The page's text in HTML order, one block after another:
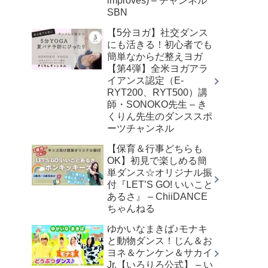
SBN
【5分ヨガ】社交ダンス
にも活きる！初心者でも
簡単なからだ整えヨガ
【第4弾】全米ヨガアラ
イアンス認定（E-
RYT200、RYT500）講
師・SONOKO先生 – き
くりん先生のダンススポ
ーツチャンネル
【保育＆行事どちらも
OK】初見で楽しめる簡
単ダンス☆オリジナル振
付『LET’S GO! いいこと
あるさ』 – ChiiDANCE
ちゃんねる
ゆかいなまきば♪モナキ
と動物ダンス！じん＆お
ヨネ＆ケンケン＆サカイ
Jr.【いろりろ公式】 – い